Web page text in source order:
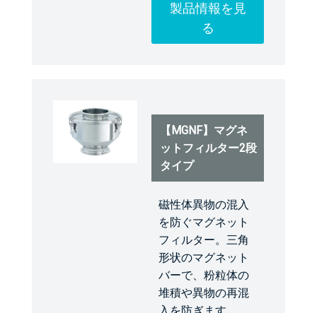
製品情報を見
る
【MGNF】マグネ
ットフィルター2段
タイプ
磁性体異物の混入
を防ぐマグネット
フィルター。三角
形状のマグネット
バーで、粉粒体の
堆積や異物の再混
入を防ぎます。